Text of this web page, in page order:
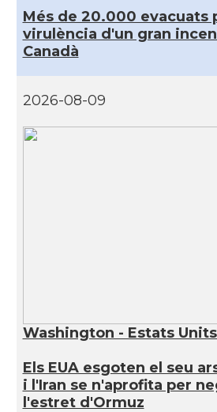
Més de 20.000 evacuats
virulència d'un gran
Canadà
2026-08-09
Washington - Estats
Els EUA esgoten el seu
i l'Iran se n'aprofita per
l'estret d'Ormuz